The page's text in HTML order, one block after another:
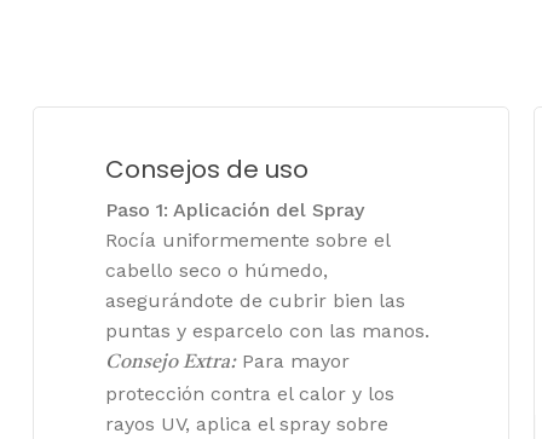
Consejos de uso
Paso 1: Aplicación del Spray
Rocía uniformemente sobre el
cabello seco o húmedo,
asegurándote de cubrir bien las
puntas y esparcelo con las manos.
Consejo Extra:Para mayor
protección contra el calor y los
rayos UV, aplica el spray sobre